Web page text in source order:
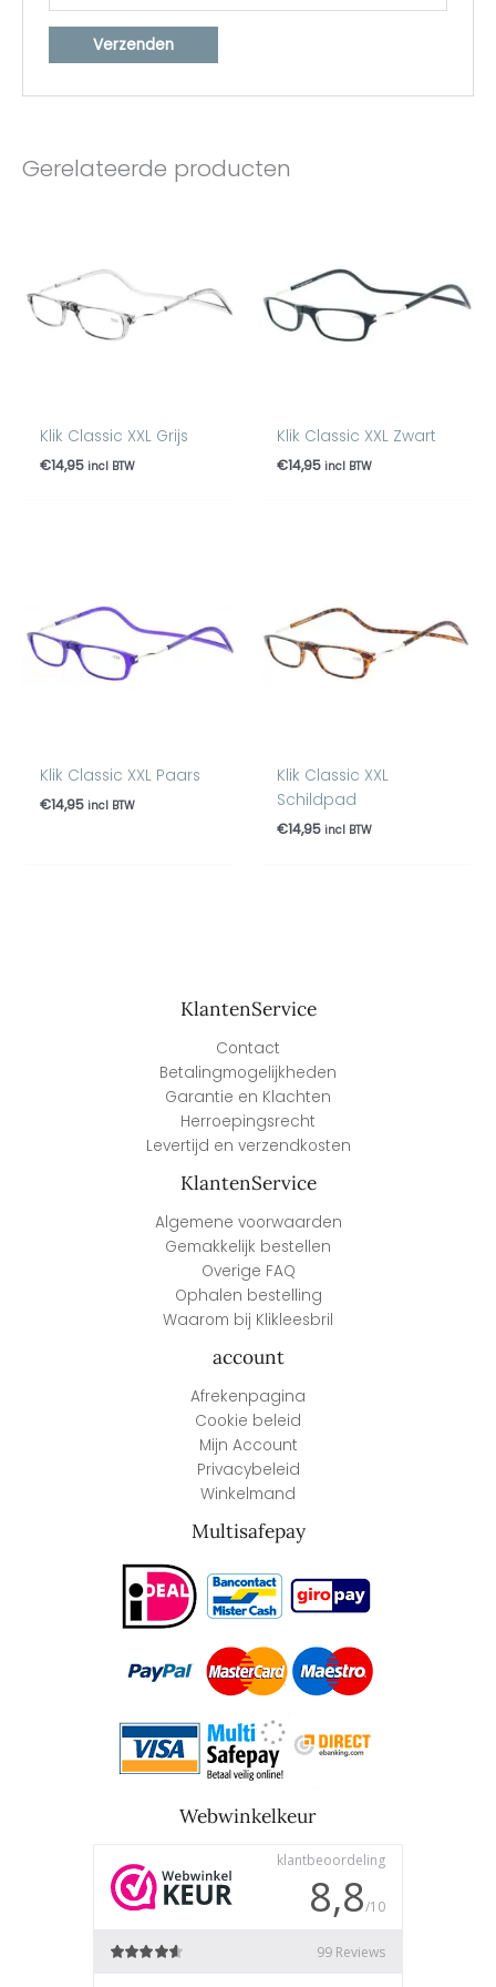
Gerelateerde producten
Klik Classic XXL Grijs
€14,95 incl BTW
Klik Classic XXL Zwart
€14,95 incl BTW
Klik Classic XXL Paars
€14,95 incl BTW
Klik Classic XXL
Schildpad
€14,95 incl BTW
KlantenService
Contact
Betalingmogelijkheden
Garantie en Klachten
Herroepingsrecht
Levertijd en verzendkosten
KlantenService
Algemene voorwaarden
Gemakkelijk bestellen
Overige FAQ
Ophalen bestelling
Waarom bij Klikleesbril
account
Afrekenpagina
Cookie beleid
Mijn Account
Privacybeleid
Winkelmand
Multisafepay
Webwinkelkeur